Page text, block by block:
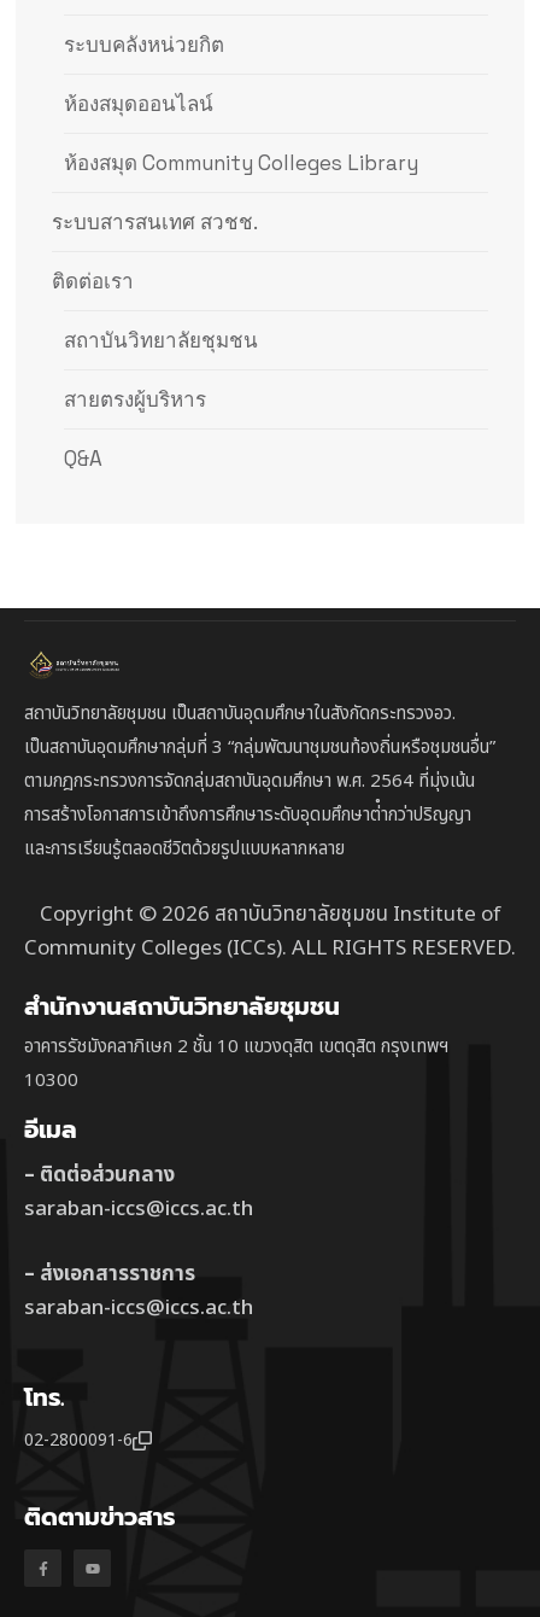
ระบบคลังหน่วยกิต
ห้องสมุดออนไลน์
ห้องสมุด Community Colleges Library
ระบบสารสนเทศ สวชช.
ติดต่อเรา
สถาบันวิทยาลัยชุมชน
สายตรงผู้บริหาร
Q&A
สถาบันวิทยาลัยชุมชน เป็นสถาบันอุดมศึกษาในสังกัดกระทรวงอว.
เป็นสถาบันอุดมศึกษากลุ่มที่ 3 “กลุ่มพัฒนาชุมชนท้องถิ่นหรือชุมชนอื่น”
ตามกฎกระทรวงการจัดกลุ่มสถาบันอุดมศึกษา พ.ศ. 2564 ที่มุ่งเน้น
การสร้างโอกาสการเข้าถึงการศึกษาระดับอุดมศึกษาต่ํากว่าปริญญา
และการเรียนรู้ตลอดชีวิตด้วยรูปแบบหลากหลาย
Copyright © 2026 สถาบันวิทยาลัยชุมชน Institute of
Community Colleges (ICCs). ALL RIGHTS RESERVED.
สำนักงานสถาบันวิทยาลัยชุมชน
อาคารรัชมังคลาภิเษก 2 ชั้น 10 แขวงดุสิต เขตดุสิต กรุงเทพฯ
10300
อีเมล
– ติดต่อส่วนกลาง
saraban-iccs@iccs.ac.th
– ส่งเอกสารราชการ
saraban-iccs@iccs.ac.th
โทร.
02-2800091-6
ติดตามข่าวสาร